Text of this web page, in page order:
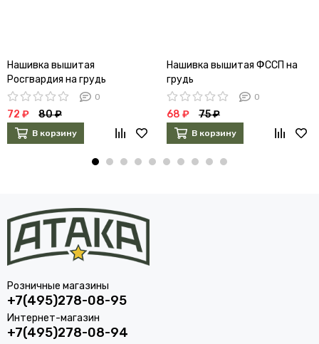
Нашивка вышитая
Росгвардия на грудь
(краповый кант)
0
72 ₽ 80 ₽
В корзину
Нашивка вышитая ФССП на
грудь
0
68 ₽ 75 ₽
В корзину
Розничные магазины
+7(495)278-08-95
Интернет-магазин
+7(495)278-08-94